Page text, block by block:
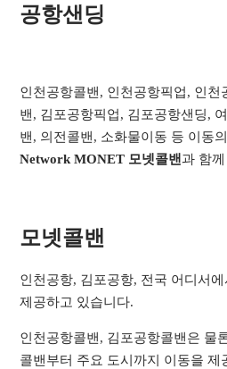
공항샌딩
인천공항콜밴, 인천공항픽업, 인천
밴, 김포공항픽업, 김포공항샌딩,
밴, 의전콜밴, 소화물이동 등 이동
Network MONET 모넷콜밴과 함
모넷콜밴
인천공항, 김포공항, 전국 어디서
제공하고 있습니다.
인천공항콜밴, 김포공항콜밴은 물
콜밴부터 주요 도시까지 이동을 제